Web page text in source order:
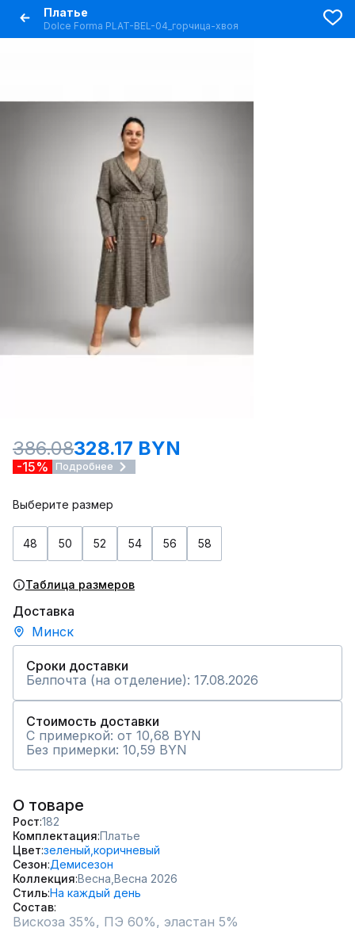
Платье
Dolce Forma PLAT-BEL-04_горчица-хвоя
386.08328.17 BYN
-15% Подробнее
Выберите размер
48 50 52 54 56 58
Таблица размеров
Доставка
Минск
Сроки доставки
Белпочта (на отделение): 17.08.2026
Стоимость доставки
С примеркой: от 10,68 BYN
Без примерки: 10,59 BYN
О товаре
Рост 182
Комплектация Платье
Цвет зеленый, коричневый
Сезон Демисезон
Коллекция Весна, Весна 2026
СтильНа каждый день
Состав